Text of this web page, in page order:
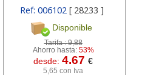
Ref: 006102 [ 28233 ]
Disponible
Tarifa :9,88
Ahorro hasta: 53%
desde:4.67€
5,65 con Iva